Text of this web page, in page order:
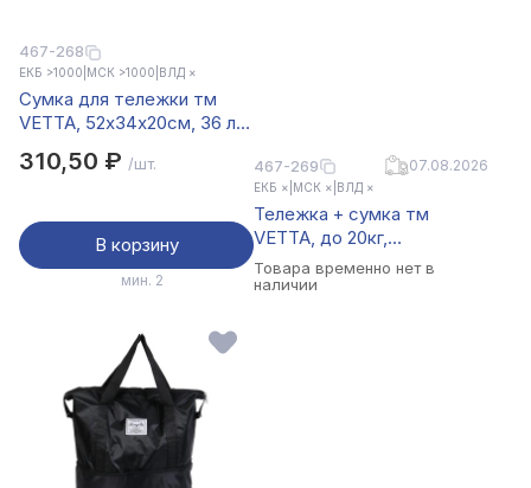
467-268
ЕКБ >1000 МСК >1000 ВЛД ×
Сумка для тележки тм
VETTA, 52x34x20см, 36 л,
310,50 ₽ /шт.
В корзину
мин. 2
467-269 07.08.2026
ЕКБ × МСК × ВЛД ×
Тележка + сумка тм
VETTA, до 20кг,
84x32x28см, 29 л,
оксфорд, колеса ЭВА
Товара временно нет в
наличии